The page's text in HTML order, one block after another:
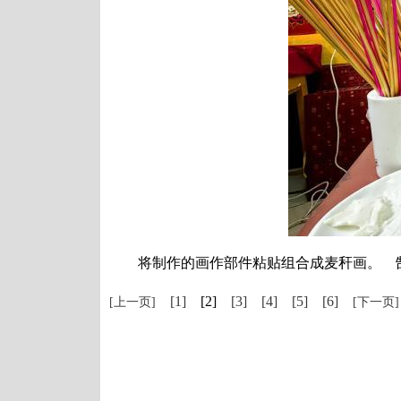
将制作的画作部件粘贴组合成麦秆画。
[上一页] [1] [2] [3] [4] [5] [6] [下一页]